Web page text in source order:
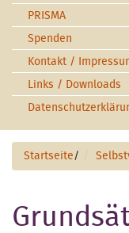
PRISMA
Spenden
Kontakt /
Links / Downloads
Startseite/